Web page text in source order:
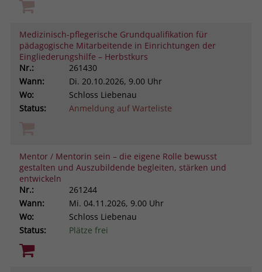
Medizinisch-pflegerische Grundqualifikation für
pädagogische Mitarbeitende in Einrichtungen der
Eingliederungshilfe – Herbstkurs
Nr.:
261430
Wann:
Di. 20.10.2026, 9.00 Uhr
Wo:
Schloss Liebenau
Status:
Anmeldung auf Warteliste
Mentor / Mentorin sein – die eigene Rolle bewusst
gestalten und Auszubildende begleiten, stärken und
entwickeln
Nr.:
261244
Wann:
Mi. 04.11.2026, 9.00 Uhr
Wo:
Schloss Liebenau
Status:
Plätze frei